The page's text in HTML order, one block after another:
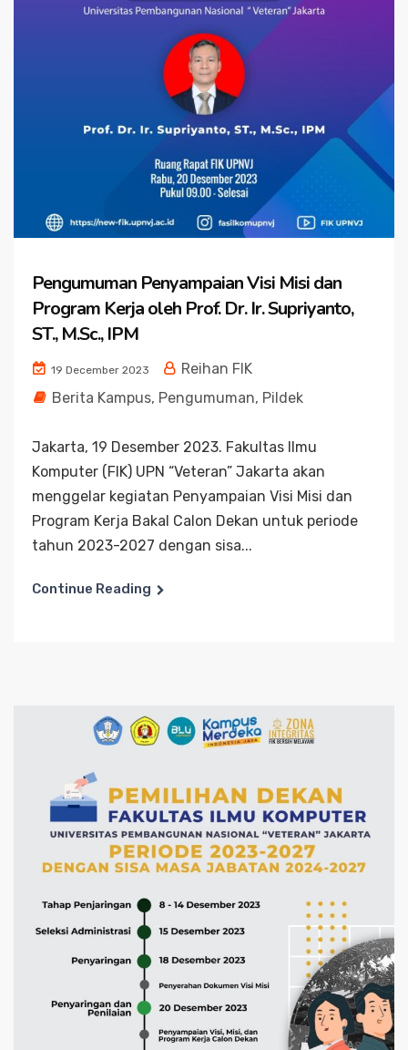
Pengumuman Penyampaian Visi Misi dan
Program Kerja oleh Prof. Dr. Ir. Supriyanto,
ST., M.Sc., IPM
19 December 2023
Reihan FIK
Berita Kampus, Pengumuman, Pildek
Jakarta, 19 Desember 2023. Fakultas Ilmu
Komputer (FIK) UPN “Veteran” Jakarta akan
menggelar kegiatan Penyampaian Visi Misi dan
Program Kerja Bakal Calon Dekan untuk periode
tahun 2023-2027 dengan sisa...
Continue Reading